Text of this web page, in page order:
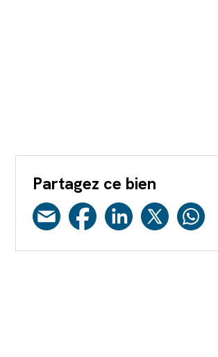
Partagez ce bien